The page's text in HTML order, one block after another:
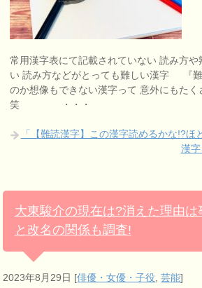
常用漢字表にて記載されていない 読み方
い 読み方などがとっても難しい漢字 『
のか想像もできない漢字って 意外にもた
笑 ・・・
「【難読漢字】この漢字読めるかな!?ほ
漢
大東駿介の現在は?消えた理由
と改名の関係も調査!
2023年8月29日 [俳優・女優・子役 ,芸能]